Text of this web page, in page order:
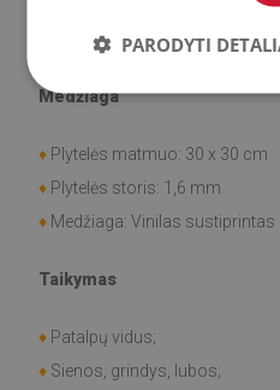
Nurodyta kaina taikoma 9
cm, vienetų komplektui.
Medžiaga
♦ Plytelės matmuo: 30 x 30 cm
♦ Plytelės storis: 1,6 mm
♦ Medžiaga: Vinilas sustiprintas
Taikymas
♦ Patalpų vidus;
♦ Sienos, grindys, lubos;
PARODYTI